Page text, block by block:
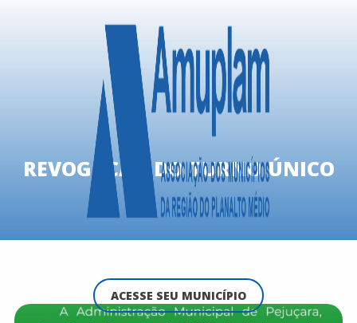
ACESSE SEU MUNICÍPIO
REVOGAÇÃO DO TURNO ÚNICO